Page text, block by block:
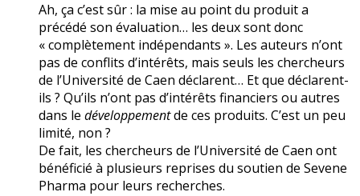
Ah, ça c’est sûr : la mise au point du produit a
précédé son évaluation… les deux sont donc
« complètement indépendants ». Les auteurs n’ont
pas de conflits d’intérêts, mais seuls les chercheurs
de l’Université de Caen déclarent… Et que déclarent-
ils ? Qu’ils n’ont pas d’intérêts financiers ou autres
dans le développementde ces produits. C’est un peu
limité, non ?
De fait, les chercheurs de l’Université de Caen ont
bénéficié à plusieurs reprises du soutien de Sevene
Pharma pour leurs recherches.